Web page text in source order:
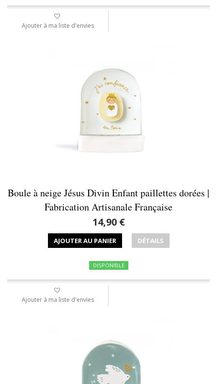
Ajouter à ma liste d'envies
Boule à neige Jésus Divin Enfant paillettes dorées |
Fabrication Artisanale Française
14,90 €
AJOUTER AU PANIER DÉTAILS
DISPONIBLE
Ajouter à ma liste d'envies